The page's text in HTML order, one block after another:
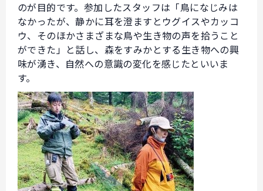
のが目的です。参加したスタッフは「鳥になじみは
なかったが、静かに耳を澄ますとウグイスやカッコ
ウ、そのほかさまざまな鳥や生き物の声を拾うこと
ができた」と話し、森をすみかとする生き物への興
味が湧き、自然への意識の変化を感じたといいま
す。